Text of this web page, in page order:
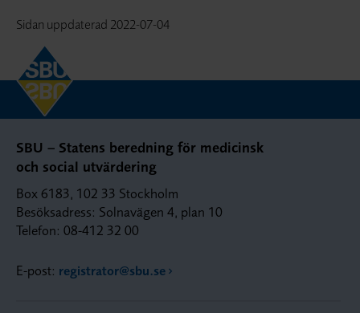
Sidan uppdaterad 2022-07-04
SBU – Statens beredning för medicinsk
och social utvärdering
Box 6183, 102 33 Stockholm
Besöksadress: Solnavägen 4, plan 10
Telefon: 08-412 32 00
E-post: registrator@sbu.se